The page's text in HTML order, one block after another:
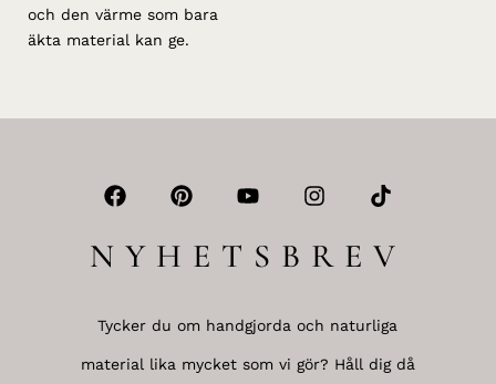
och den värme som bara
äkta material kan ge.
NYHETSBREV
Tycker du om handgjorda och naturliga
material lika mycket som vi gör? Håll dig då